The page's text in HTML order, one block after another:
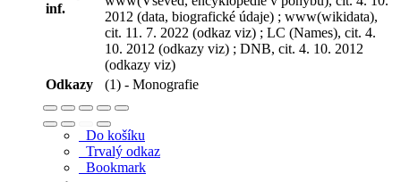
inf.
2012 (data, biografické údaje) ; www(wikidata),
cit. 11. 7. 2022 (odkaz viz) ; LC (Names), cit. 4.
10. 2012 (odkazy viz) ; DNB, cit. 4. 10. 2012
(odkazy viz)
Odkazy
(1) - Monografie
Do košíku
Trvalý odkaz
Bookmark